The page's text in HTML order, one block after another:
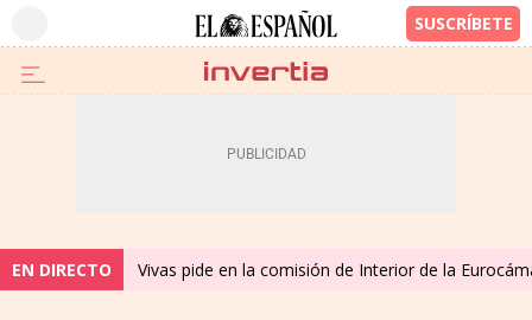
EN DIRECTO Vivas pide en la comisión de Interior de la